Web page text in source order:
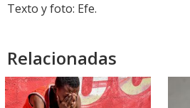
Texto y foto: Efe.
Relacionadas